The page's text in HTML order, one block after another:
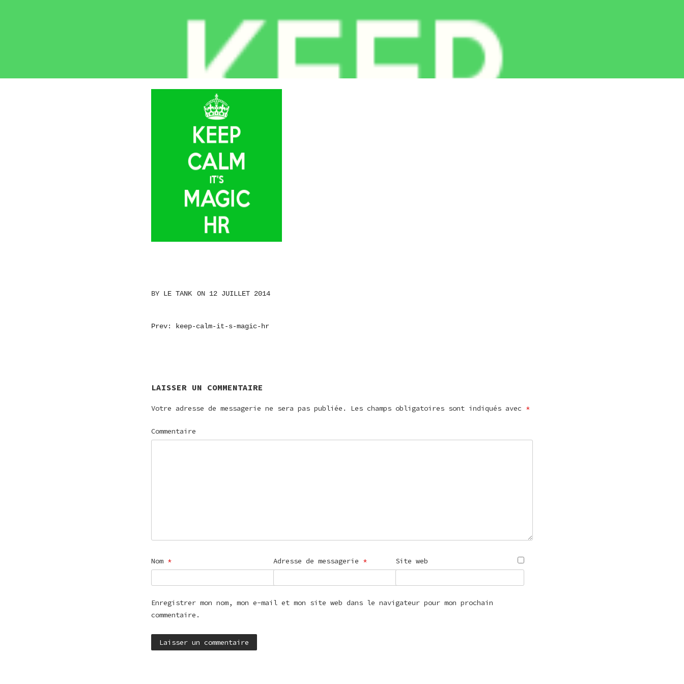
BY LE TANK ON 12 JUILLET 2014
NAVIGATION
Prev: keep-calm-it-s-magic-hr
LAISSER UN COMMENTAIRE
Votre adresse de messagerie ne sera pas publiée. Les champs obligatoires sont indiqués avec *
Commentaire
Nom * Adresse de messagerie * Site web
Enregistrer mon nom, mon e-mail et mon site web dans le navigateur pour mon prochain
commentaire.